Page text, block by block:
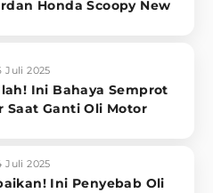
Honda Scoopy New
Juli 2025
Ini Bahaya Semprot
Saat Ganti Oli Motor
Juli 2025
Ini Penyebab Oli